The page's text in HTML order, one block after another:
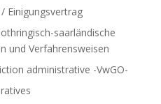
/ Einigungsvertrag
saarländische
und Verfahrensweisen
administrative -VwGO-